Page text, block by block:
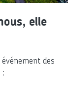
elle
des
: